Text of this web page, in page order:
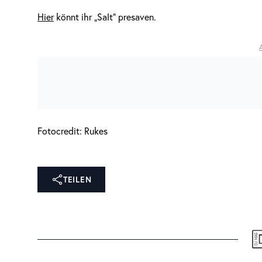
Hierkönnt ihr „Salt“ presaven.
Fotocredit: Rukes
TEILEN